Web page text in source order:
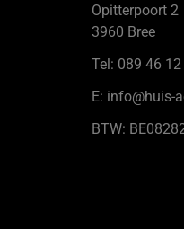
Opitterpoort 2
3960 Bree
Tel: 089 46 12
E: info@huis-
BTW: